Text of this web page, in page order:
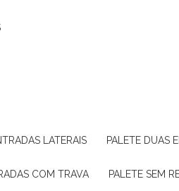
LATERAIS PALETE DUAS
COM TRAVA PALETE SEM